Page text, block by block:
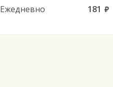
Ежедневно 181 руб.